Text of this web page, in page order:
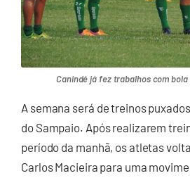
Canindé já fez trabalhos com
A semana será de treinos
do Sampaio. Após realizarem
período da manhã, os atletas
Carlos Macieira para uma